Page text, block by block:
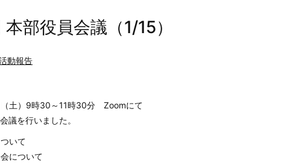
部役員会議（1/15）
動報告
（土）9時30～11時30分 Zoomにて
議を行いました。
いて
について